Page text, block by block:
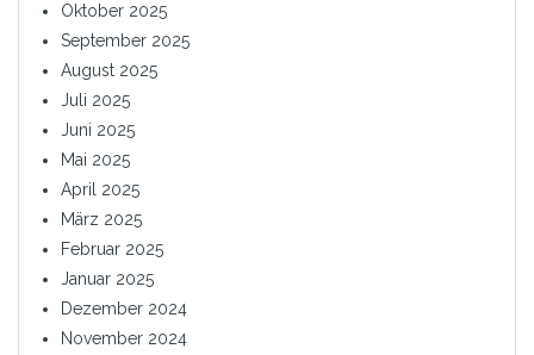
Oktober 2025
September 2025
August 2025
Juli 2025
Juni 2025
Mai 2025
April 2025
März 2025
Februar 2025
Januar 2025
Dezember 2024
November 2024